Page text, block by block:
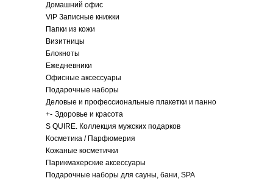
Домашний офис
ViP Записные книжки
Папки из кожи
Визитницы
Блокноты
Ежедневники
Офисные аксессуары
Подарочные наборы
Деловые и профессиональные плакетки и панно
+- Здоровье и красота
S QUIRE. Коллекция мужских подарков
Косметика / Парфюмерия
Кожаные косметички
Парикмахерские аксессуары
Подарочные наборы для сауны, бани, SPA